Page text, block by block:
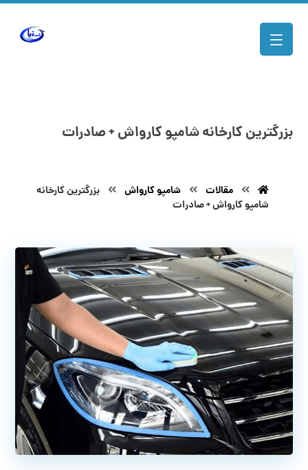
بزرگترین کارخانه شامپو کارواش + صادرات
مقالات شامپو کارواش
بزرگترین کارخانه
شامپو کارواش + صادرات